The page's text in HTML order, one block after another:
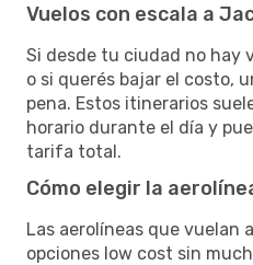
Vuelos con escala a
Si desde tu ciudad no hay
o si querés bajar el costo,
pena. Estos itinerarios
horario durante el día y
tarifa total.
Cómo elegir la
Las aerolíneas que vuelan
opciones low cost sin